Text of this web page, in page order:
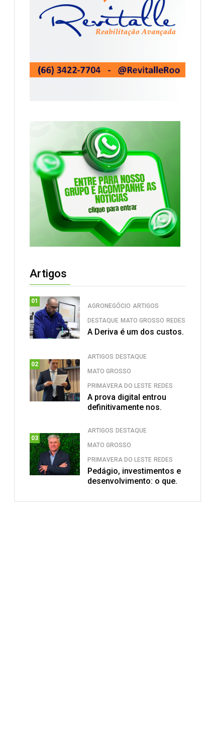
Artigos
01
AGRONEGÓCIO ARTIGOS
DESTAQUE MATO GROSSO REDES
A Deriva é um dos custos.
02
ARTIGOS DESTAQUE
MATO GROSSO
PRIMAVERA DO LESTE REDES
A prova digital entrou
definitivamente nos.
03
ARTIGOS DESTAQUE
MATO GROSSO
PRIMAVERA DO LESTE REDES
Pedágio, investimentos e
desenvolvimento: o que.